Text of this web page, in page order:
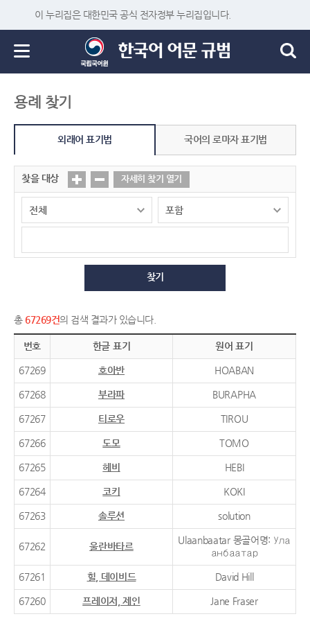
이 누리집은 대한민국 공식 전자정부 누리집입니다.
용례 찾기
외래어 표기법 국어의 로마자 표기법
찾을 대상 자세히 찾기 열기
찾기
총 67269건의 검색 결과가 있습니다.
번호 한글 표기 원어 표기
67269 호아반 HOABAN
67268 부라파 BURAPHA
67267 티로우 TIROU
67266 도모 TOMO
67265 헤비 HEBI
67264 코키 KOKI
67263 솔루션 solution
67262 울란바타르
Ulaanbaatar 몽골어명: Ула
анбаатар
67261 힐, 데이비드 David Hill
67260 프레이저, 제인 Jane Fraser